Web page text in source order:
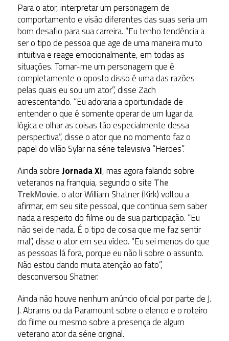
Para o ator, interpretar um personagem de
comportamento e visão diferentes das suas seria um
bom desafio para sua carreira. “Eu tenho tendência a
ser o tipo de pessoa que age de uma maneira muito
intuitiva e reage emocionalmente, em todas as
situações. Tornar-me um personagem que é
completamente o oposto disso é uma das razões
pelas quais eu sou um ator”, disse Zach
acrescentando. “Eu adoraria a oportunidade de
entender o que é somente operar de um lugar da
lógica e olhar as coisas tão especialmente dessa
perspectiva”, disse o ator que no momento faz o
papel do vilão Sylar na série televisiva “Heroes”.
Ainda sobreJornada XI, mas agora falando sobre
veteranos na franquia, segundo o site The
TrekMovie, o ator William Shatner (Kirk) voltou a
afirmar, em seu site pessoal, que continua sem saber
nada a respeito do filme ou de sua participação. “Eu
não sei de nada. É o tipo de coisa que me faz sentir
mal”, disse o ator em seu vídeo. “Eu sei menos do que
as pessoas lá fora, porque eu não li sobre o assunto.
Não estou dando muita atenção ao fato”,
desconversou Shatner.
Ainda não houve nenhum anúncio oficial por parte de J.
J. Abrams ou da Paramount sobre o elenco e o roteiro
do filme ou mesmo sobre a presença de algum
veterano ator da série original.